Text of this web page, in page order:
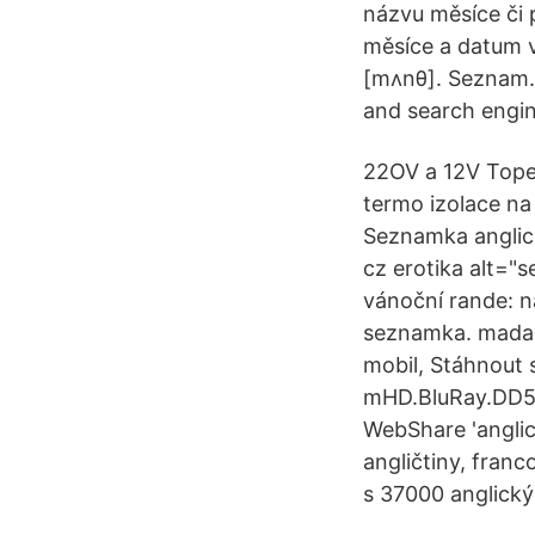
názvu měsíce či
měsíce a datum
[mʌnθ].
and search
22OV a 12V
termo izolace
Seznamka
cz erotika
vánoční rande:
seznamka.
mobil, Stáhnout
WebShare
angličtiny,
s 37000